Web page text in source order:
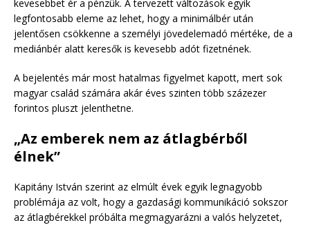
kevesebbet ér a pénzük. A tervezett változások egyik
legfontosabb eleme az lehet, hogy a minimálbér után
jelentősen csökkenne a személyi jövedelemadó mértéke, de a
mediánbér alatt keresők is kevesebb adót fizetnének.
A bejelentés már most hatalmas figyelmet kapott, mert sok
magyar család számára akár éves szinten több százezer
forintos pluszt jelenthetne.
„Az emberek nem az átlagbérből
élnek”
Kapitány István szerint az elmúlt évek egyik legnagyobb
problémája az volt, hogy a gazdasági kommunikáció sokszor
az átlagbérekkel próbálta megmagyarázni a valós helyzetet,